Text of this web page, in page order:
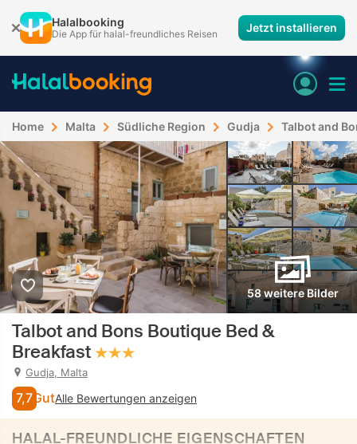
Halalbooking
Die App für halal-freundliches Reisen Jetzt installieren
Home Malta Südliche Region Gudja Talbot and
58 weitere Bilder
Talbot and Bons Boutique Bed &
Breakfast
Gudja, Malta
7,7 GutAlle Bewertungen anzeigen
HALAL-FREUNDLICHE EIGENSCHAFTEN